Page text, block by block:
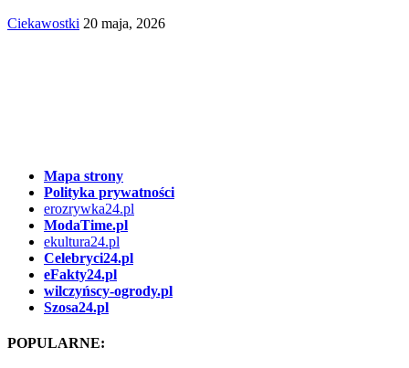
Ciekawostki 20 maja, 2026
Mapa strony
Polityka prywatności
erozrywka24.pl
ModaTime.pl
ekultura24.pl
Celebryci24.pl
eFakty24.pl
wilczyńscy-ogrody.pl
Szosa24.pl
POPULARNE: